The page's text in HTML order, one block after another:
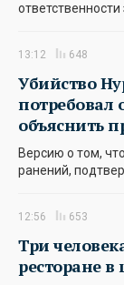
13:12 648
Убийство
потребовал
объяснить
Версию о том,
ранений,
12:56 653
Три
ресторане